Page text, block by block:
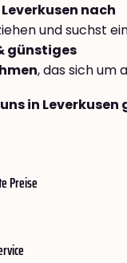
nach
und suchst
günstiges
, das sich um
in
Preise